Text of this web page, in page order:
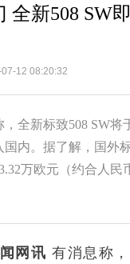
全新508 SW
07-12 08:20:32
，全新标致508 SW将
国内。据了解，国外
万欧元（约合人民
网讯 有消息称